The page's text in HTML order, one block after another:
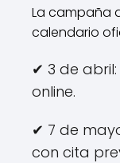
La campaña
calendario
✔ 3 de
online.
✔ 7 de
con cita